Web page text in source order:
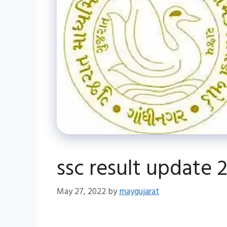
ssc result update
May 27, 2022 bymaygujarat